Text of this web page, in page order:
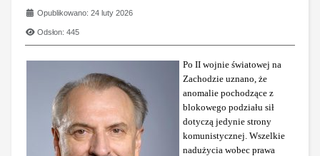
Opublikowano: 24 luty 2026
Odsłon: 445
Po II wojnie światowej na
Zachodzie uznano, że
anomalie pochodzące z
blokowego podziału sił
dotyczą jedynie strony
komunistycznej. Wszelkie
nadużycia wobec prawa